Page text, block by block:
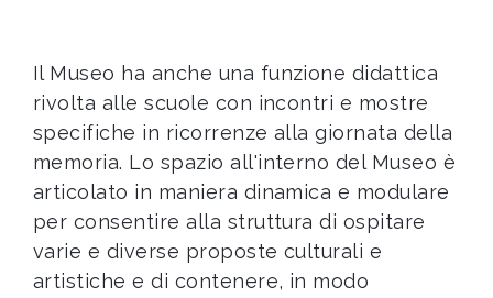
Il Museo ha anche una funzione didattica
rivolta alle scuole con incontri e mostre
specifiche in ricorrenze alla giornata della
memoria. Lo spazio all'interno del Museo è
articolato in maniera dinamica e modulare
per consentire alla struttura di ospitare
varie e diverse proposte culturali e
artistiche e di contenere, in modo